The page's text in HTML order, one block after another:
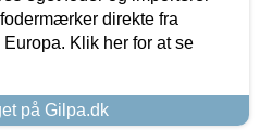
direkte fra
Klik her for at se
på Gilpa.dk